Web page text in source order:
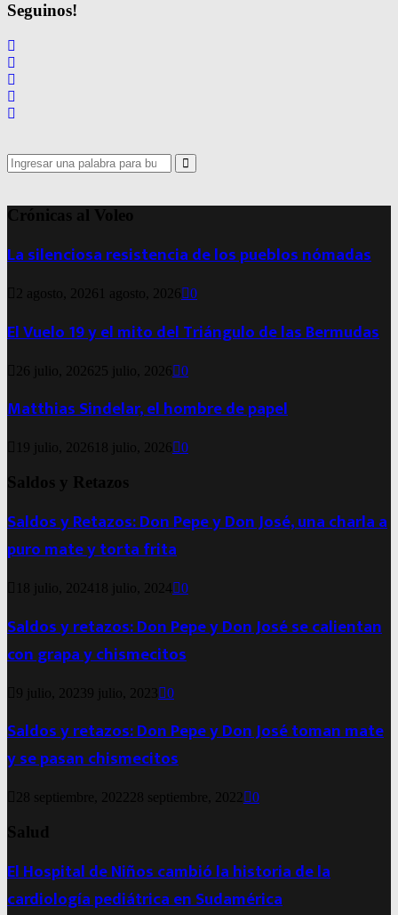
Seguinos!
Search
for:
Search
Crónicas al Voleo
La silenciosa resistencia de los pueblos nómadas
2 agosto, 2026 1 agosto, 2026 0
El Vuelo 19 y el mito del Triángulo de las Bermudas
26 julio, 2026 25 julio, 2026 0
Matthias Sindelar, el hombre de papel
19 julio, 2026 18 julio, 2026 0
Saldos y Retazos
Saldos y Retazos: Don Pepe y Don José, una charla a
puro mate y torta frita
18 julio, 2024 18 julio, 2024 0
Saldos y retazos: Don Pepe y Don José se calientan
con grapa y chismecitos
9 julio, 20239 julio, 2023 0
Saldos y retazos: Don Pepe y Don José toman mate
y se pasan chismecitos
28 septiembre, 2022 28 septiembre, 2022 0
Salud
El Hospital de Niños cambió la historia de la
cardiología pediátrica en Sudamérica